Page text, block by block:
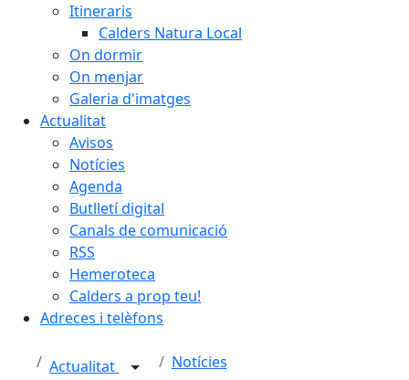
Itineraris
Calders Natura Local
On dormir
On menjar
Galeria d'imatges
Actualitat
Avisos
Notícies
Agenda
Butlletí digital
Canals de comunicació
RSS
Hemeroteca
Calders a prop teu!
Adreces i telèfons
Actualitat Notícies